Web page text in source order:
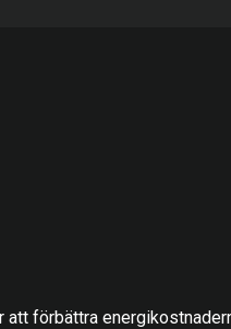
förbättra